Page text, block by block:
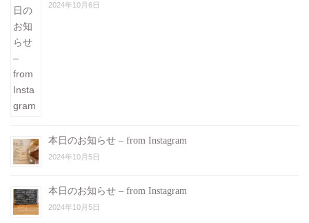
2024年10月6日
本日のお知らせ – from Instagram
2024年10月5日
本日のお知らせ – from Instagram
2024年10月5日